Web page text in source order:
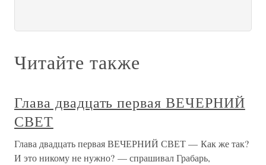
Читайте также
Глава двадцать первая ВЕЧЕРНИЙ
СВЕТ
Глава двадцать первая ВЕЧЕРНИЙ СВЕТ — Как же так?
И это никому не нужно? — спрашивал Грабарь,